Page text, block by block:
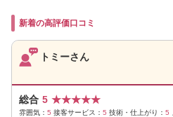
新着の高評価口コミ
トミーさん
総合 5 ★★★★★
雰囲気： 5 接客サービス： 5 技術・仕上がり： 5